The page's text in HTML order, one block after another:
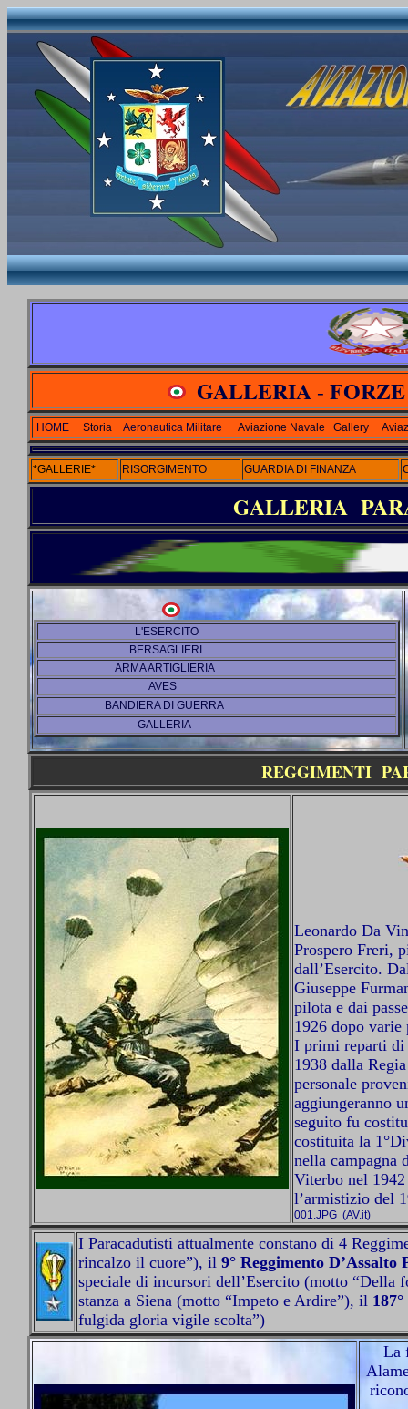
GALLERIA -
HOME Storia Aeronautica Militare Aviazione Navale Gallery
*GALLERIE* RISORGIMENTO GUARDIA DI FINANZA
GALLERIA
L'ESERCITO
BERSAGLIERI
ARMA ARTIGLIERIA
AVES
BANDIERA DI GUERRA
GALLERIA
REGGIMENTI
Leonardo Da
Prospero Freri,
dall’Esercito.
Giuseppe
pilota e dai
1926 dopo
I primi reparti di
1938 dalla
personale
aggiungeranno
seguito fu
costituita la 1°
nella campagna
Viterbo nel
l’armistizio del
001.JPG(AV.it)
I Paracadutisti attualmente constano di 4
rincalzo il cuore”), il 9° Reggimento
speciale di incursori dell’Esercito (motto “Della
stanza a Siena (motto “Impeto e Ardire”), il
fulgida gloria vigile scolta”)
La